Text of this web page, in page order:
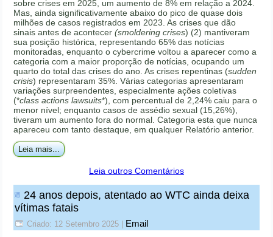
sobre crises em 2025, um aumento de 8% em relação a 2024.
Mas, ainda significativamente abaixo do pico de quase dois
milhões de casos registrados em 2023. As crises que dão
sinais antes de acontecer(smoldering crises) (2) mantiveram
sua posição histórica, representando 65% das notícias
monitoradas, enquanto o cybercrime voltou a aparecer como a
categoria com a maior proporção de notícias, ocupando um
quarto do total das crises do ano. As crises repentinas (sudden
crisis) representaram 35%. Várias categorias apresentaram
variações surpreendentes, especialmente ações coletivas
(*class actions lawsuits*), com percentual de 2,24% caiu para o
menor nível; enquanto casos de assédio sexual (15,26%),
tiveram um aumento fora do normal. Categoria esta que nunca
apareceu com tanto destaque, em qualquer Relatório anterior.
Leia mais...
Leia outros Comentários
24 anos depois, atentado ao WTC ainda deixa
vítimas fatais
Criado: 12 Setembro 2025 Email